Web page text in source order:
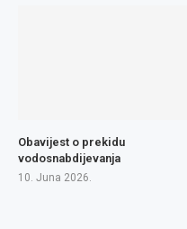
Obavijest o prekidu
vodosnabdijevanja
10. Juna 2026.